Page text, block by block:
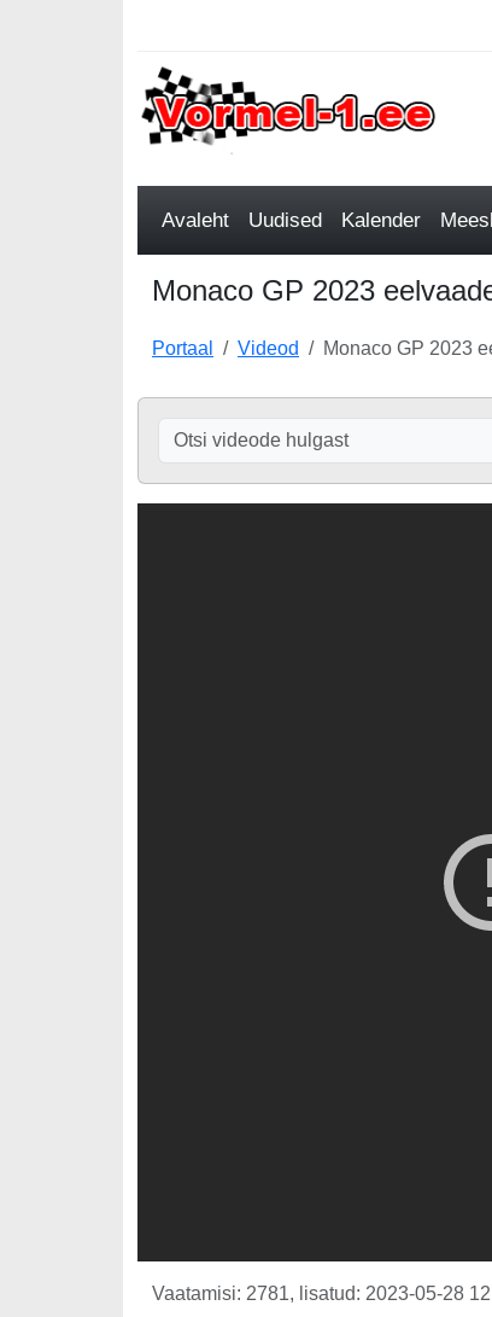
Avaleht Uudised Kalender
Monaco GP 2023
Portaal Videod Monaco GP 2023
Vaatamisi: 2781, lisatud: 2023-05-28